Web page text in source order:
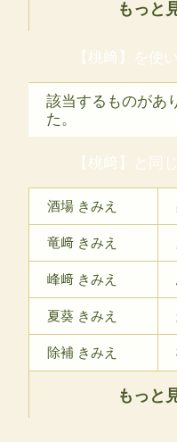
もっと
【桃﨑】を使
該当するものがあ
た。
【桃﨑】と同
酒場 きみえ
竜﨑 きみえ
峰﨑 きみえ
夏葵 きみえ
除補 きみえ
もっと